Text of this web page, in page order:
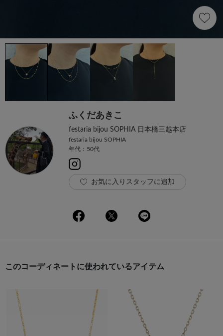
ふくだあきこ
festaria bijou SOPHIA 日本橋三越本店
festaria bijou SOPHIA
年代：50代
お気に入りスタッフに追加
このコーディネートに使われているアイテム